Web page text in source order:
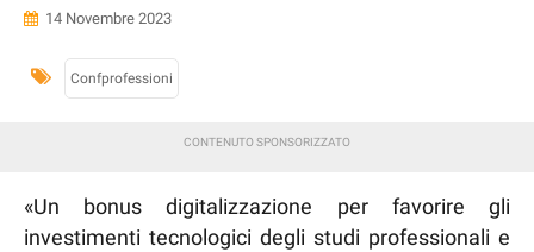
14 Novembre 2023
Confprofessioni
«Un bonus digitalizzazione per favorire gli
investimenti tecnologici degli studi professionali e